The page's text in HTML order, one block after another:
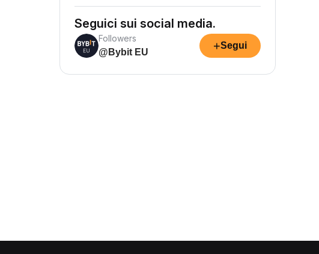
Seguici sui social media.
Followers
@Bybit EU
+Segui